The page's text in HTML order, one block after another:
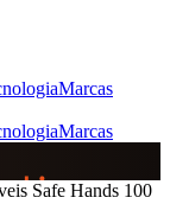
Marcas
Marcas
Safe Hands 100